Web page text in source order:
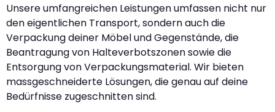
Unsere umfangreichen Leistungen umfassen nicht nur
den eigentlichen Transport, sondern auch die
Verpackung deiner Möbel und Gegenstände, die
Beantragung von Halteverbotszonen sowie die
Entsorgung von Verpackungsmaterial. Wir bieten
massgeschneiderte Lösungen, die genau auf deine
Bedürfnisse zugeschnitten sind.